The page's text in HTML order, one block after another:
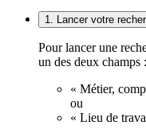
1. Lancer votre
Pour lancer une
un des deux champs :
« Métier,
ou
« Lieu de